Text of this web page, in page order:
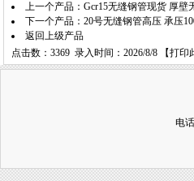
上一个产品： Gcr15无缝钢管现货 厚壁
下一个产品： 20号无缝钢管高压 承压
返回上级产品
点击数：3369 录入时间：2026/8/8 【打印
电